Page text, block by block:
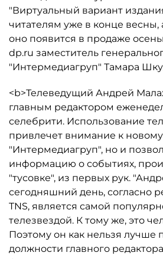
"Виртуальный вариант
читателям уже в конце весны,
оно появится в продаже
dp.ru заместитель
"Интермедиагруп" Тамара
<b>Телеведущий Андрей
главным редактором
селебрити. Использование
привлечет внимание к
"Интермедиагруп", но и
информацию о событиях,
"тусовке", из первых рук.
cегодняшний день, согласно
TNS, является самой
телезвездой. К тому же, это
Поэтому он как нельзя лучше
должности главного